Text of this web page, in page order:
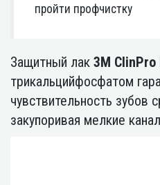
пройти профчистку
Защитный лак 3M
трикальцийфосфатом
чувствительность зубов
закупоривая мелкие